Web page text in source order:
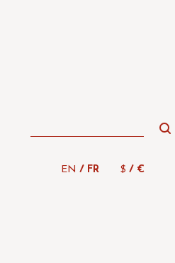
EN / FR $ / €